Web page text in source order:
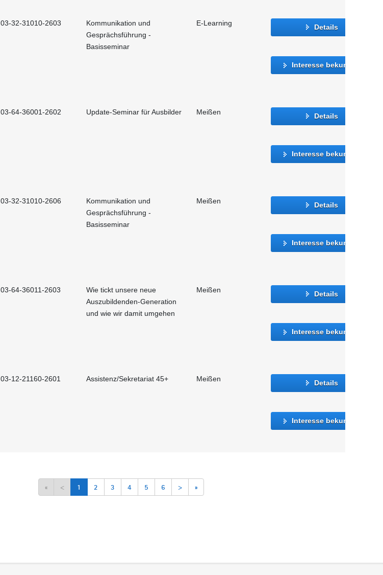
03-32-31010-2603
Kommunikation und
Gesprächsführung -
Basisseminar
E-Learning Details
Interesse bekunden
03-64-36001-2602 Update-Seminar für Ausbilder Meißen Details
Interesse bekunden
03-32-31010-2606
Kommunikation und
Gesprächsführung -
Basisseminar
Meißen Details
Interesse bekunden
03-64-36011-2603
Wie tickt unsere neue
Auszubildenden-Generation
und wie wir damit umgehen
Meißen Details
Interesse bekunden
03-12-21160-2601 Assistenz/Sekretariat 45+ Meißen Details
Interesse bekunden
« < 1 2 3 4 5 6 > »